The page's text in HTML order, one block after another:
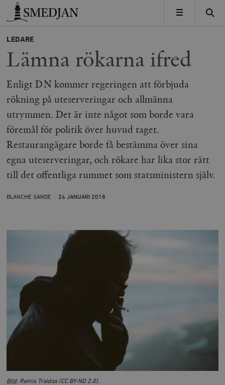
Timbro
MENY
LEDARE
Lämna rökarna ifred
Enligt DN kommer regeringen att förbjuda
rökning på uteserveringar och allmänna
utrymmen. Det är inte något som borde vara
föremål för politik över huvud taget.
Restaurangägare borde få bestämma över sina
egna uteserveringar, och rökare har lika stor rätt
till det offentliga rummet som statsministern själv.
BLANCHE SANDE 24 JANUARI 2018
Bild: Reinis Traidas (CC BY-ND 2.0).